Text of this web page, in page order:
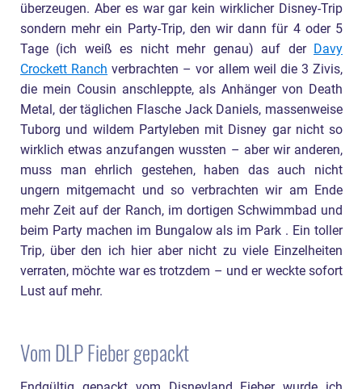
überzeugen. Aber es war gar kein wirklicher Disney-Trip
sondern mehr ein Party-Trip, den wir dann für 4 oder 5
Tage (ich weiß es nicht mehr genau) auf der Davy
Crockett Ranch verbrachten – vor allem weil die 3 Zivis,
die mein Cousin anschleppte, als Anhänger von Death
Metal, der täglichen Flasche Jack Daniels, massenweise
Tuborg und wildem Partyleben mit Disney gar nicht so
wirklich etwas anzufangen wussten – aber wir anderen,
muss man ehrlich gestehen, haben das auch nicht
ungern mitgemacht und so verbrachten wir am Ende
mehr Zeit auf der Ranch, im dortigen Schwimmbad und
beim Party machen im Bungalow als im Park . Ein toller
Trip, über den ich hier aber nicht zu viele Einzelheiten
verraten, möchte war es trotzdem – und er weckte sofort
Lust auf mehr.
Vom DLP Fieber gepackt